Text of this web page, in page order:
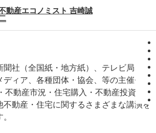
聞社（全国紙・地方紙）、テレビ局、ラ
ディア、各種団体・協会、等の主催セミ
不動産市況・住宅購入・不動産投資・土
不動産・住宅に関するさまざまな講演を